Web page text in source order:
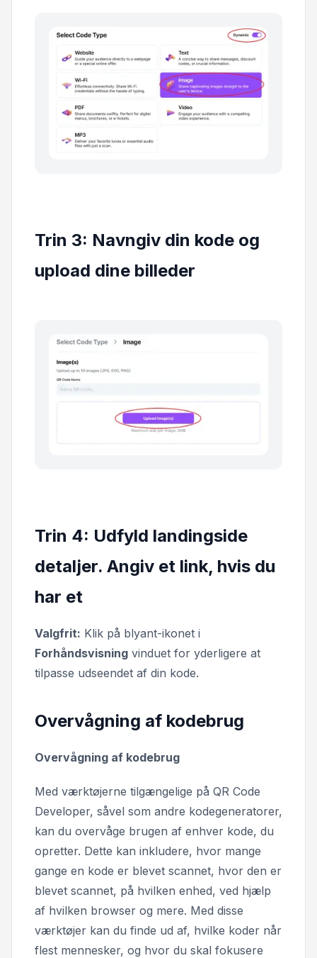
Trin 3: Navngiv din kode og
upload dine billeder
Trin 4: Udfyld landingside
detaljer. Angiv et link, hvis du
har et
Valgfrit: Klik på blyant-ikonet i
Forhåndsvisning vinduet for yderligere at
tilpasse udseendet af din kode.
Overvågning af kodebrug
Overvågning af kodebrug
Med værktøjerne tilgængelige på QR Code
Developer, såvel som andre kodegeneratorer,
kan du overvåge brugen af enhver kode, du
opretter. Dette kan inkludere, hvor mange
gange en kode er blevet scannet, hvor den er
blevet scannet, på hvilken enhed, ved hjælp
af hvilken browser og mere. Med disse
værktøjer kan du finde ud af, hvilke koder når
flest mennesker, og hvor du skal fokusere